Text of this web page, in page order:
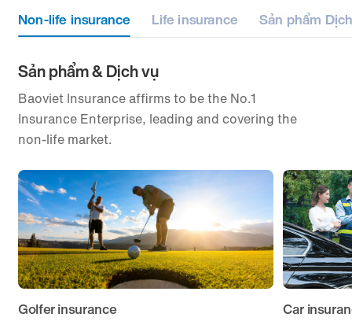
Non-life insurance Life insurance Sản phẩm
Sản phẩm & Dịch vụ
Baoviet Insurance affirms to be the No.1
Insurance Enterprise, leading and covering the
non-life market.
Golfer insurance Car